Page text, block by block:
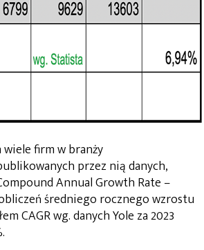
firm w branży
przez nią danych,
Annual Growth Rate –
średniego rocznego wzrostu
CAGR wg. danych Yole za 2023